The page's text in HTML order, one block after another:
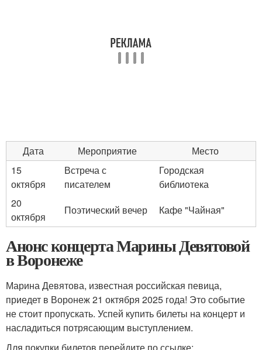
Дата Мероприятие
Место
15
октября
Встреча с
писателем
Городская
библиотека
20
октября
Поэтический вечер Кафе "Чайная"
Анонс концерта Марины Девятовой
в Воронеже
Марина Девятова, известная российская певица,
приедет в Воронеж 21 октября 2025 года! Это событие
не стоит пропускать. Успей купить билеты на концерт и
насладиться потрясающим выступлением.